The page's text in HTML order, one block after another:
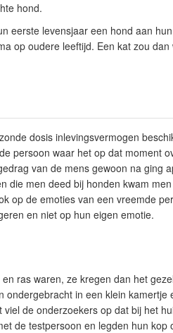
hond.
eerste levensjaar een hond aan
op oudere leeftijd. Een kat zou dan
dosis inlevingsvermogen
persoon waar het op dat moment
van de mens gewoon na ging
die men deed bij honden kwam
op de emoties van een vreemde
en niet op hun eigen emotie.
ras waren, ze kregen dan het
ondergebracht in een klein kamertje
de onderzoekers op dat bij het
de testpersoon en legden hun kop